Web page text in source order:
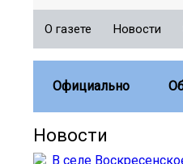
О газете Новости
Официально
Новости